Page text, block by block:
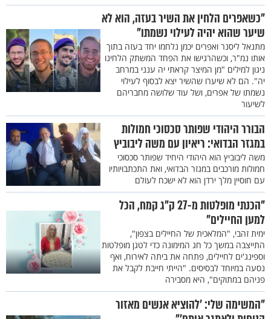
"כשאפרים הלחין את השיר בעזה, הוא לא
שיער שהוא יהיה לעילוי נשמתו"
מתנאל ליסנר ואפרים יכמן נלחמו יחד בעזה בתוך
אותו נמ"ר, וכשהרגישו את הפחד המשתק הלחינו
ניגון למילים "מן המיצר קראתי יה ענני במרחב
יה". הם לא שיערו שהשיר יצא לבסוף לעילוי
נשמתו של אפרים, ושל עוד שלושה מחבריהם
לשיעור
הבורר היהודי שפותר סכסוכי חמולות
במגזר הבדואי: ריאיון עם משה ליבוביץ
משה ליבוביץ הוא היהודי היחיד שפותר סכסוכי
חמולות מורכבים במגזר הבדואי, ואת התכתבויותיו
עם חוסיין מלך ירדן הוא לא ישכח לעולם
"הכנתי מופלטות מ-27 ק"ג קמח, הכל
למען החיילים"
ימית זהבי, "המלאכית של החיילים בצפון",
התייצבה במשך כל חג המימונה כדי לטגן מופלטות
וספינג'ים לחיילים, פתחה את ביתה לאירוח, ואף
נסעה במיוחד לבסיסים. "הייתי חייבת לקבל את
פניהם במתוקים", היא מסבירה
"המשימה שלי: 'להוציא אנשים מאזור